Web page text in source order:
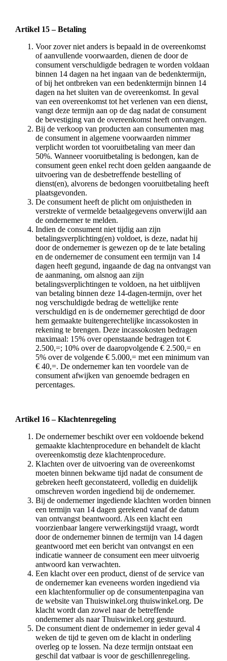
Artikel 15 – Betaling
Voor zover niet anders is bepaald in de overeenkomst
of aanvullende voorwaarden, dienen de door de
consument verschuldigde bedragen te worden voldaan
binnen 14 dagen na het ingaan van de bedenktermijn,
of bij het ontbreken van een bedenktermijn binnen 14
dagen na het sluiten van de overeenkomst. In geval
van een overeenkomst tot het verlenen van een dienst,
vangt deze termijn aan op de dag nadat de consument
de bevestiging van de overeenkomst heeft ontvangen.
Bij de verkoop van producten aan consumenten mag
de consument in algemene voorwaarden nimmer
verplicht worden tot vooruitbetaling van meer dan
50%. Wanneer vooruitbetaling is bedongen, kan de
consument geen enkel recht doen gelden aangaande de
uitvoering van de desbetreffende bestelling of
dienst(en), alvorens de bedongen vooruitbetaling heeft
plaatsgevonden.
De consument heeft de plicht om onjuistheden in
verstrekte of vermelde betaalgegevens onverwijld aan
de ondernemer te melden.
Indien de consument niet tijdig aan zijn
betalingsverplichting(en) voldoet, is deze, nadat hij
door de ondernemer is gewezen op de te late betaling
en de ondernemer de consument een termijn van 14
dagen heeft gegund, ingaande de dag na ontvangst van
de aanmaning, om alsnog aan zijn
betalingsverplichtingen te voldoen, na het uitblijven
van betaling binnen deze 14-dagen-termijn, over het
nog verschuldigde bedrag de wettelijke rente
verschuldigd en is de ondernemer gerechtigd de door
hem gemaakte buitengerechtelijke incassokosten in
rekening te brengen. Deze incassokosten bedragen
maximaal: 15% over openstaande bedragen tot €
2.500,=; 10% over de daaropvolgende € 2.500,= en
5% over de volgende € 5.000,= met een minimum van
€ 40,=. De ondernemer kan ten voordele van de
consument afwijken van genoemde bedragen en
percentages.
Artikel 16 – Klachtenregeling
De ondernemer beschikt over een voldoende bekend
gemaakte klachtenprocedure en behandelt de klacht
overeenkomstig deze klachtenprocedure.
Klachten over de uitvoering van de overeenkomst
moeten binnen bekwame tijd nadat de consument de
gebreken heeft geconstateerd, volledig en duidelijk
omschreven worden ingediend bij de ondernemer.
Bij de ondernemer ingediende klachten worden binnen
een termijn van 14 dagen gerekend vanaf de datum
van ontvangst beantwoord. Als een klacht een
voorzienbaar langere verwerkingstijd vraagt, wordt
door de ondernemer binnen de termijn van 14 dagen
geantwoord met een bericht van ontvangst en een
indicatie wanneer de consument een meer uitvoerig
antwoord kan verwachten.
Een klacht over een product, dienst of de service van
de ondernemer kan eveneens worden ingediend via
een klachtenformulier op de consumentenpagina van
de website van Thuiswinkel.org thuiswinkel.org. De
klacht wordt dan zowel naar de betreffende
ondernemer als naar Thuiswinkel.org gestuurd.
De consument dient de ondernemer in ieder geval 4
weken de tijd te geven om de klacht in onderling
overleg op te lossen. Na deze termijn ontstaat een
geschil dat vatbaar is voor de geschillenregeling.